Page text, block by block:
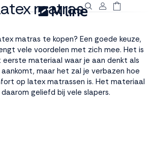
matras
matras te kopen? Een goede keuze,
vele voordelen met zich mee. Het is
eerste materiaal waar je aan denkt als
maar het zal je verbazen hoe
op latex matrassen is. Het materiaal
daarom geliefd bij vele slapers.